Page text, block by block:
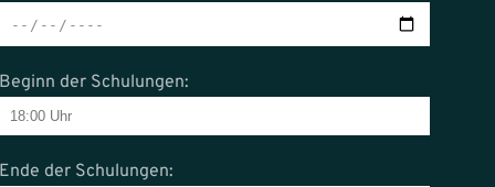
Beginn der Schulungen:
Ende der Schulungen: